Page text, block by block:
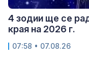
4 зодии ще се
края на 2026 г.
07:58 • 07.08.26